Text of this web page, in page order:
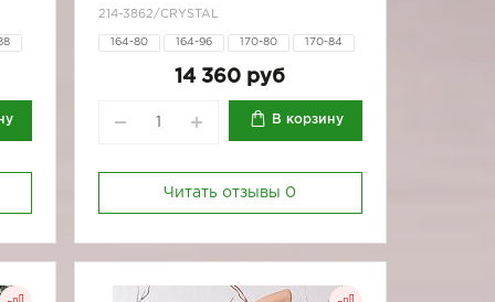
214-3862/CRYSTAL
164-80 164-96 170-80 170-84
14 360 руб
В корзину
Читать отзывы 0